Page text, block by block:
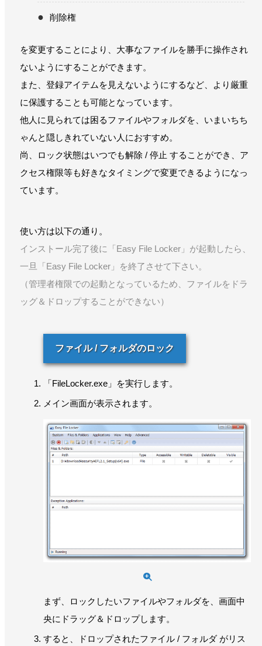
削除権
を変更することにより、大事なファイルを勝手に操作され
ないようにすることができます。
また、登録アイテムを見えないようにするなど、より厳重
に保護することも可能となっています。
他人に見られては困るファイルやフォルダを、いまいちち
ゃんと隠しきれていない人におすすめ。
尚、ロック状態はいつでも解除 / 停止 することができ、ア
クセス権限等も好きなタイミングで変更できるようになっ
ています。
使い方は以下の通り。
インストール完了後に「Easy File Locker」が起動したら、
一旦「Easy File Locker」を終了させて下さい。
（管理者権限での起動となっているため、ファイルをドラ
ッグ＆ドロップすることができない）
ファイル / フォルダのロック
「FileLocker.exe」を実行します。
メイン画面が表示されます。
まず、ロックしたいファイルやフォルダを、画面中
央にドラッグ＆ドロップします。
すると、ドロップされたファイル / フォルダ がリス